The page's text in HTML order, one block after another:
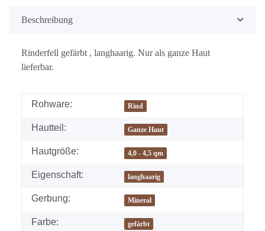
Beschreibung
Rinderfell gefärbt , langhaarig. Nur als ganze Haut
lieferbar.
Rohware: Rind
Hautteil: Ganze Haut
Hautgröße: 4,0 - 4,5 qm
Eigenschaft: langhaarig
Gerbung: Mineral
Farbe: gefärbt